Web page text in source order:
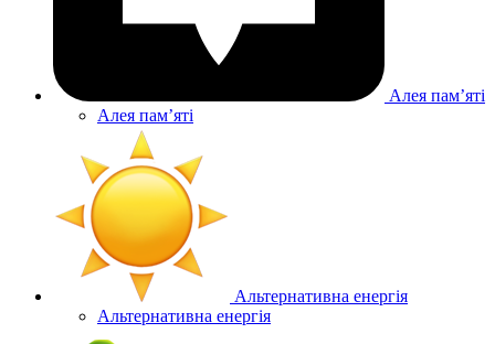
Алея памʼяті
Алея памʼяті
Альтернативна енергія
Альтернативна енергія